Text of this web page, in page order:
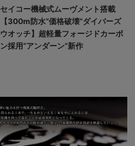
セイコー機械式ムーヴメント搭載
【300m防水“価格破壊”ダイバーズ
ウオッチ】超軽量フォージドカーボ
ン採用“アンダーン”新作